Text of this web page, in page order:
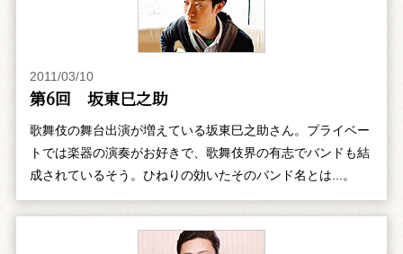
2011/03/10
第6回 坂東巳之助
歌舞伎の舞台出演が増えている坂東巳之助さん。プライベー
トでは楽器の演奏がお好きで、歌舞伎界の有志でバンドも結
成されているそう。ひねりの効いたそのバンド名とは...。